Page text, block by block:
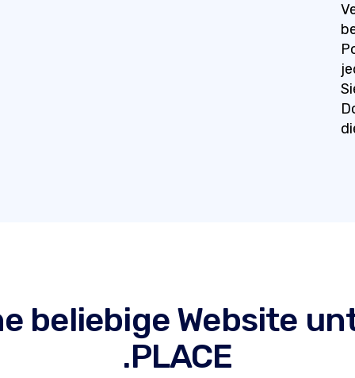
beliebige Website
.PLACE